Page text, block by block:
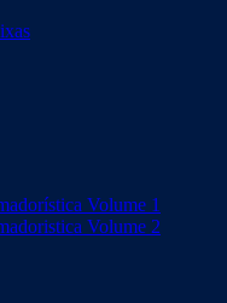
Volume 1
Volume 2